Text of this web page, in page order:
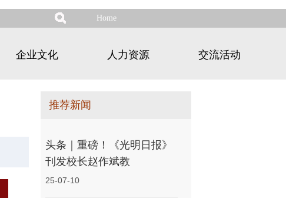
Home
企业文化 人力资源 交流活动
推荐新闻
头条｜重磅！《光明日报》
刊发校长赵作斌教
25-07-10